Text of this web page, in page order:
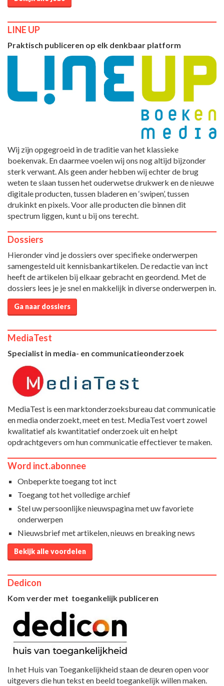
LINE UP
Praktisch publiceren op elk denkbaar platform
Wij zijn opgegroeid in de traditie van het klassieke
boekenvak. En daarmee voelen wij ons nog altijd bijzonder
sterk verwant. Als geen ander hebben wij echter de brug
weten te slaan tussen het ouderwetse drukwerk en de nieuwe
digitale producten, tussen bladeren en ‘swipen’, tussen
drukinkt en pixels. Voor alle producten die binnen dit
spectrum liggen, kunt u bij ons terecht.
Dossiers
Hieronder vind je dossiers over specifieke onderwerpen
samengesteld uit kennisbankartikelen. De redactie van inct
heeft de artikelen bij elkaar gebracht en geordend. Met de
dossiers lees je je snel en makkelijk in diverse onderwerpen in.
Ga naar dossiers
MediaTest
Specialist in media- en communicatieonderzoek
MediaTest is een marktonderzoeksbureau dat communicatie
en media onderzoekt, meet en test. MediaTest voert zowel
kwalitatief als kwantitatief onderzoek uit en helpt
opdrachtgevers om hun communicatie effectiever te maken.
Word inct.abonnee
Onbeperkte toegang tot inct
Toegang tot het volledige archief
Stel uw persoonlijke nieuwspagina met uw favoriete
onderwerpen
Nieuwsbrief met artikelen, nieuws en breaking news
Bekijk alle voordelen
Dedicon
Kom verder met toegankelijk publiceren
In het Huis van Toegankelijkheid staan de deuren open voor
uitgevers die hun tekst en beeld toegankelijk willen maken.